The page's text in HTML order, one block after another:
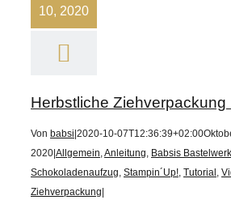
10, 2020
Herbstliche Ziehverpackung
Von babsi 2020-10-07T12:36:39+02:00
2020 Allgemein,Anleitung, Babsis
Schokoladenaufzug, Stampin´Up!, Tutorial ,
Ziehverpackung